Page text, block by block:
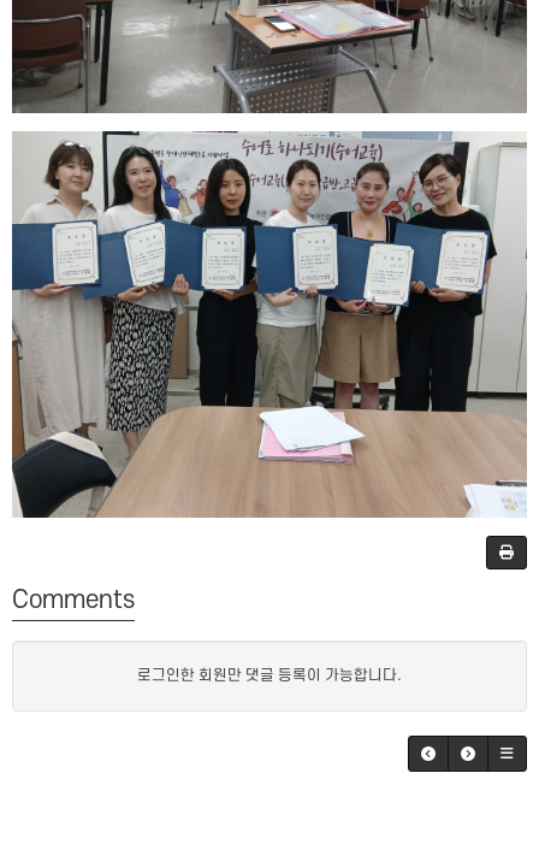
Comments
로그인한 회원만 댓글 등록이 가능합니다.